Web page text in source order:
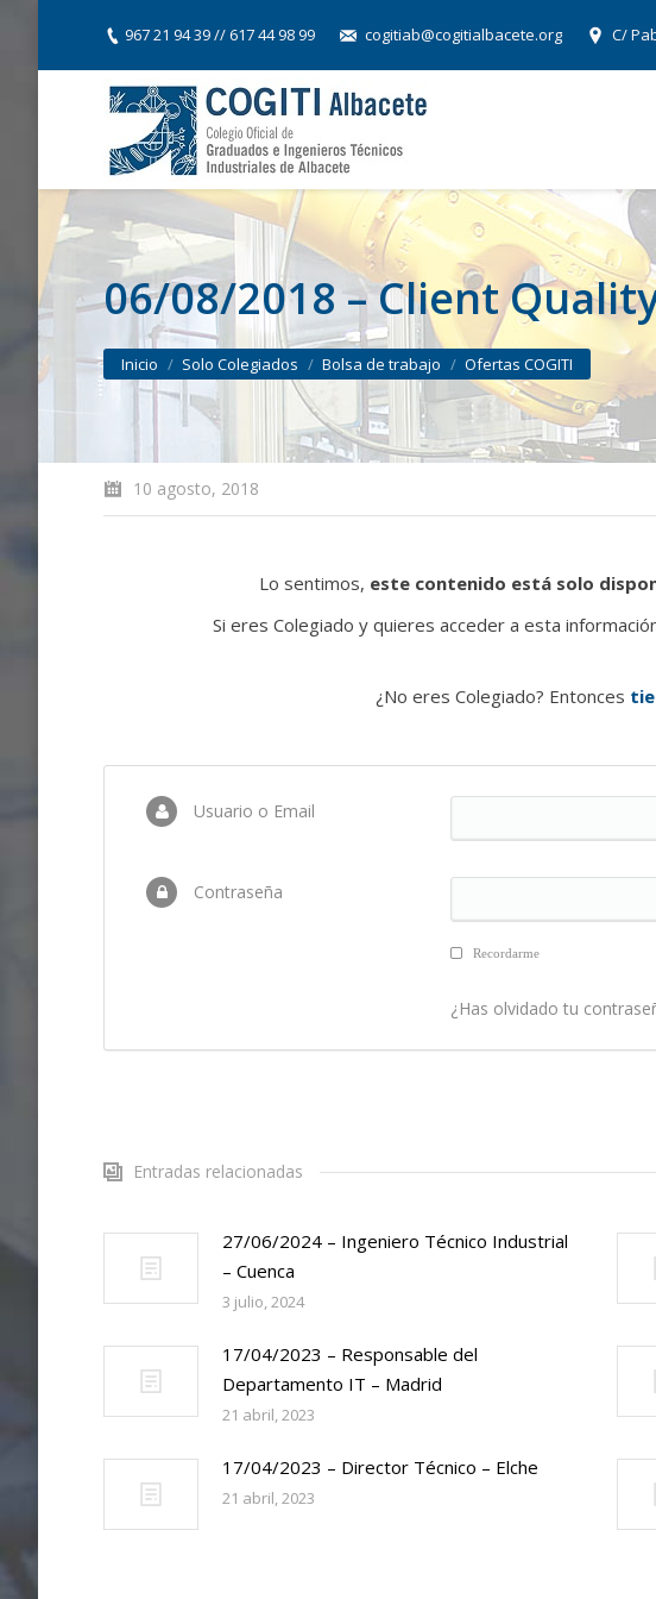
967 21 94 39 // 617 44 98 99 cogitiab@cogitialbacete.org C/
06/08/2018 – Client
You are here:
Inicio Solo Colegiados Bolsa de trabajo Ofertas COGITI
10 agosto, 2018
Lo sentimos, este contenido está solo
Si eres Colegiado y quieres acceder a esta
¿No eres Colegiado? Entonces
Usuario o Email
Contraseña
Recordarme
¿Has olvidado tu
Entradas relacionadas
27/06/2024 – Ingeniero Técnico Industrial
– Cuenca
3 julio, 2024
17/04/2023 – Responsable del
Departamento IT – Madrid
21 abril, 2023
17/04/2023 – Director Técnico – Elche
21 abril, 2023